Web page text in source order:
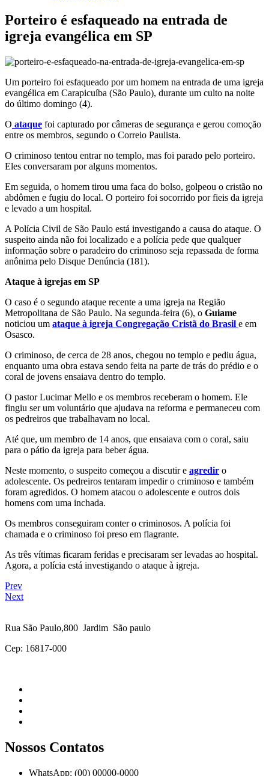
Porteiro é esfaqueado na entrada de
igreja evangélica em SP
Um porteiro foi esfaqueado por um homem na entrada de uma igreja
evangélica em Carapicuíba (São Paulo), durante um culto na noite
do último domingo (4).
O ataque foi capturado por câmeras de segurança e gerou comoção
entre os membros, segundo o Correio Paulista.
O criminoso tentou entrar no templo, mas foi parado pelo porteiro.
Eles conversaram por alguns momentos.
Em seguida, o homem tirou uma faca do bolso, golpeou o cristão no
abdômen e fugiu do local. O porteiro foi socorrido por fieis da igreja
e levado a um hospital.
A Polícia Civil de São Paulo está investigando a causa do ataque. O
suspeito ainda não foi localizado e a polícia pede que qualquer
informação sobre o paradeiro do criminoso seja repassada de forma
anônima pelo Disque Denúncia (181).
Ataque à igrejas em SP
O caso é o segundo ataque recente a uma igreja na Região
Metropolitana de São Paulo. Na segunda-feira (6), o Guiame
noticiou um ataque à igreja Congregação Cristã do Brasil e em
Osasco.
O criminoso, de cerca de 28 anos, chegou no templo e pediu água,
enquanto uma obra estava sendo feita na parte de trás do prédio e o
coral de jovens ensaiava dentro do templo.
O pastor Lucimar Mello e os membros receberam o homem. Ele
fingiu ser um voluntário que ajudava na reforma e permaneceu com
os pedreiros que trabalhavam no local.
Até que, um membro de 14 anos, que ensaiava com o coral, saiu
para o pátio da igreja para beber água.
Neste momento, o suspeito começou a discutir e agredir o
adolescente. Os pedreiros tentaram impedir o criminoso e também
foram agredidos. O homem atacou o adolescente e outros dois
homens com uma inchada.
Os membros conseguiram conter o criminosos. A polícia foi
chamada e o criminoso foi preso em flagrante.
As três vítimas ficaram feridas e precisaram ser levadas ao hospital.
Agora, a polícia está investigando o ataque à igreja.
Prev
Next
Rua São Paulo,800 Jardim São paulo
Cep: 16817-000
Nossos Contatos
WhatsApp: (00) 00000-0000